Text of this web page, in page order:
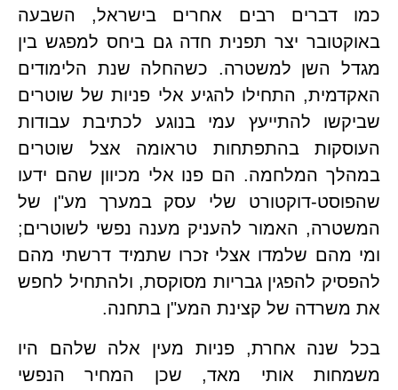
כמו דברים רבים אחרים בישראל, השבעה
באוקטובר יצר תפנית חדה גם ביחס למפגש בין
מגדל השן למשטרה. כשהחלה שנת הלימודים
האקדמית, התחילו להגיע אלי פניות של שוטרים
שביקשו להתייעץ עמי בנוגע לכתיבת עבודות
העוסקות בהתפתחות טראומה אצל שוטרים
במהלך המלחמה. הם פנו אלי מכיוון שהם ידעו
שהפוסט-דוקטורט שלי עסק במערך מע"ן של
המשטרה, האמור להעניק מענה נפשי לשוטרים;
ומי מהם שלמדו אצלי זכרו שתמיד דרשתי מהם
להפסיק להפגין גבריות מסוקסת, ולהתחיל לחפש
של קצינת המע"ן בתחנה.
בכל שנה אחרת, פניות מעין אלה שלהם היו
משמחות אותי מאד, שכן המחיר הנפשי